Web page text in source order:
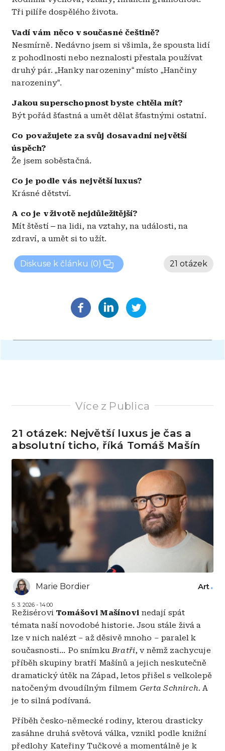
Tři pilíře dospělého života.
Vadí vám něco v současné češtině?
Nesmírně. Nedávno jsem si všimla, že spousta lidí
z pohodlnosti nebo neznalosti přestala používat
druhý pár. „Hanky narozeniny“místo „Hančiny
narozeniny“.
Jakou superschopnost byste chtěla mít?
Být pořád šťastná a umět dělat šťastnými ostatní.
Co považujete za svůj dosavadní největší
úspěch?
Že jsem soběstačná.
Co je podle vás největší luxus?
Krásné dětství.
A co je v životě nejdůležitější?
Mít štěstí – na lidi, na vztahy, na události, na
zdraví, a umět si to užít.
Diskuse k článku (0) 21 otázek
Více z Publica
21 otázek: Největší luxus je čas a
absolutní ticho, říká Tomáš Mašín
Marie Bordier
5. 3. 2026 - 14:00
Art
Režisérovi Tomášovi Mašínovi nedají spát
témata naší novodobé historie. Jsou stále živá a
lze v nich nalézt – až děsivě mnoho – paralel k
současnosti... Po snímkuBratři, v němž zachycuje
příběh skupiny bratří Mašínů a jejich neskutečně
dramatický útěk na Západ, letos přišel s velkolepě
natočeným dvoudílným filmem Gerta Schnirch. A
je to silná podívaná.
Příběh česko-německé rodiny, kterou drasticky
zasáhne druhá světová válka, vznikl podle knižní
předlohy Kateřiny Tučkové a momentálně je k